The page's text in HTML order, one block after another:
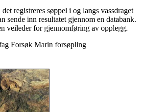
registreres søppel i og langs vassdraget
sende inn resultatet gjennom en databank.
veileder for gjennomføring av opplegg.
Forsøk Marin forsøpling